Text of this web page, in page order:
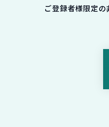
ご登録者様限定